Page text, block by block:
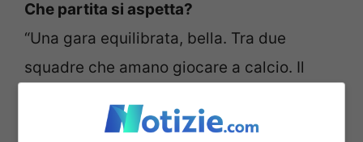
Che partita si aspetta?
“Una gara equilibrata, bella. Tra due
squadre che amano giocare a calcio. Il
Lazio ha una mentalità propositiva. Sono